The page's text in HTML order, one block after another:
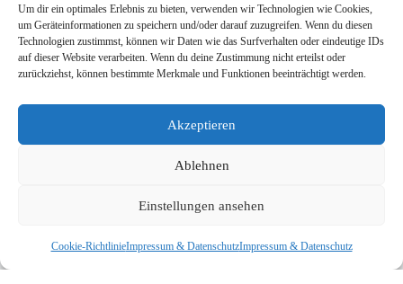
Um dir ein optimales Erlebnis zu bieten, verwenden wir Technologien wie Cookies,
um Geräteinformationen zu speichern und/oder darauf zuzugreifen. Wenn du diesen
Technologien zustimmst, können wir Daten wie das Surfverhalten oder eindeutige IDs
auf dieser Website verarbeiten. Wenn du deine Zustimmung nicht erteilst oder
zurückziehst, können bestimmte Merkmale und Funktionen beeinträchtigt werden.
Akzeptieren
Ablehnen
Einstellungen ansehen
Cookie-RichtlinieImpressum & DatenschutzImpressum & Datenschutz
(@deutscherpodcastaward)
Foto: Dominik Butzmann